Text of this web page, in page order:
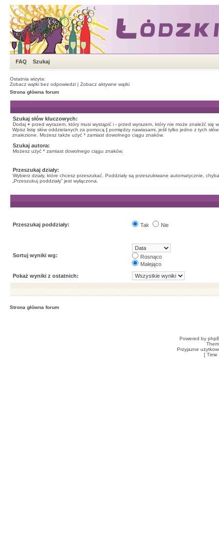
FAQ Szukaj
Ostatnia wizyta:
Zobacz wątki bez odpowiedzi | Zobacz aktywne wątki
Strona główna forum
Szukaj słów kluczowych:
Dodaj + przed wyrazem, który musi wystąpić i - przed wyrazem, który nie może znaleźć się
Wpisz listę słów oddzielanych za pomocą | pomiędzy nawiasami, jeśli tylko jedno z tych
znalezione. Możesz także użyć * zamiast dowolnego ciągu znaków.
Szukaj autora:
Możesz użyć * zamiast dowolnego ciągu znaków.
Przeszukaj działy:
Wybierz działy, które chcesz przeszukać. Poddziały są przeszukiwane automatycznie,
„Przeszukuj poddziały” jest wyłączona.
Przeszukaj poddziały: Tak Nie
Sortuj wyniki wg:
Rosnąco
Malejąco
Pokaż wyniki z ostatnich:
Strona główna forum
Powered by
Przyjazne
[ Time